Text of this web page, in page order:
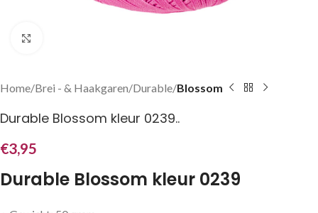
Home Brei - & Haakgaren Durable Blossom
Durable Blossom kleur 0239..
€3,95
Durable Blossom kleur 0239